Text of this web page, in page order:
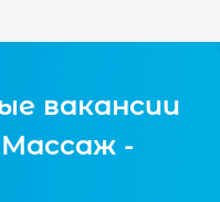
вакансии
-